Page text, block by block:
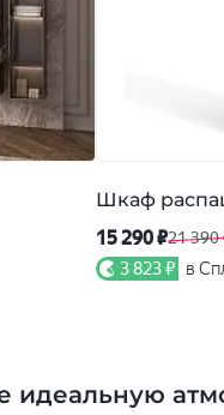
Шкаф
15 290 ₽21 390
3 823 ₽ в
идеальную